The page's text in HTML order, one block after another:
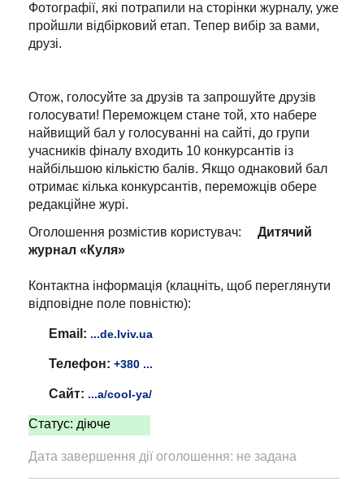
Фотографії, які потрапили на сторінки журналу, уже
пройшли відбірковий етап. Тепер вибір за вами,
друзі.
Отож, голосуйте за друзів та запрошуйте друзів
голосувати! Переможцем стане той, хто набере
найвищий бал у голосуванні на сайті, до групи
учасників фіналу входить 10 конкурсантів із
найбільшою кількістю балів. Якщо однаковий бал
отримає кілька конкурсантів, переможців обере
редакційне журі.
Оголошення розмістив користувач:
Дитячий
журнал «Куля»
Контактна інформація (клацніть, щоб переглянути
відповідне поле повністю):
Email: ...de.lviv.ua
Телефон: +380 ...
Сайт: ...a/cool-ya/
Статус: діюче
Дата завершення дії оголошення: не задана